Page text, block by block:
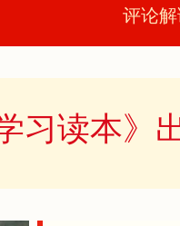
评论
习读本》